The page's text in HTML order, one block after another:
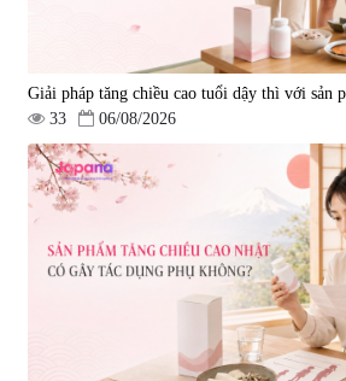
Giải pháp tăng chiều cao tuổi dậy thì với sản
33
06/08/2026